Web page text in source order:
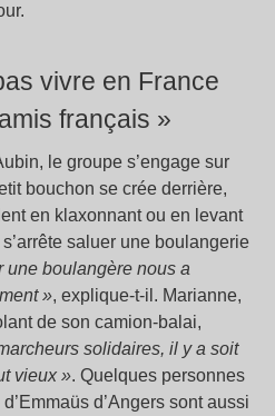
vivre en France
français »
le groupe s’engage sur
bouchon se crée derrière,
en klaxonnant ou en levant
saluer une boulangerie
une boulangère nous a
», explique-t-il. Marianne,
de son camion-balai,
solidaires, il y a soit
vieux ». Quelques personnes
d’Angers sont aussi